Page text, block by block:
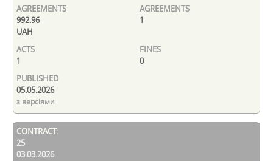
992.96
UAH
1
1 0
05.05.2026
з версіями
25
03.03.2026